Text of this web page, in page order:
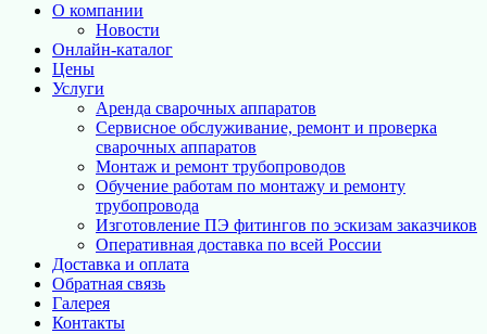
О компании
Новости
Онлайн-каталог
Цены
Услуги
Аренда сварочных аппаратов
Сервисное обслуживание, ремонт и проверка
сварочных аппаратов
Монтаж и ремонт трубопроводов
Обучение работам по монтажу и ремонту
трубопровода
Изготовление ПЭ фитингов по эскизам заказчиков
Оперативная доставка по всей России
Доставка и оплата
Обратная связь
Галерея
Контакты